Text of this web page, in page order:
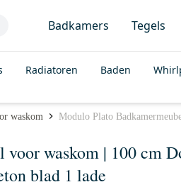
Badkamers Tegels
Radiatoren Baden
waskom Modulo Plato
waskom | 100 cm
blad 1 lade